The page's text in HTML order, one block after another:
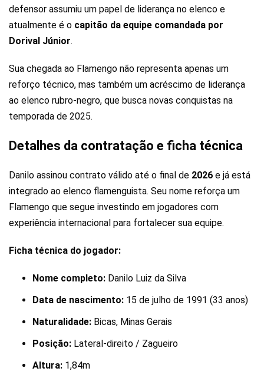
defensor assumiu um papel de liderança no elenco e
atualmente é o capitão da equipe comandada por
Dorival Júnior.
Sua chegada ao Flamengo não representa apenas um
reforço técnico, mas também um acréscimo de liderança
ao elenco rubro-negro, que busca novas conquistas na
temporada de 2025.
Detalhes da contratação e ficha técnica
Danilo assinou contrato válido até o final de 2026 e já está
integrado ao elenco flamenguista. Seu nome reforça um
Flamengo que segue investindo em jogadores com
experiência internacional para fortalecer sua equipe.
Ficha técnica do jogador:
Nome completo: Danilo Luiz da Silva
Data de nascimento: 15 de julho de 1991 (33 anos)
Naturalidade: Bicas, Minas Gerais
Posição: Lateral-direito / Zagueiro
Altura: 1,84m